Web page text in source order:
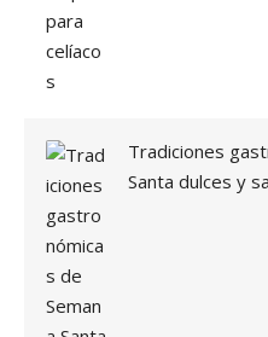
Tradiciones
Santa dulces y